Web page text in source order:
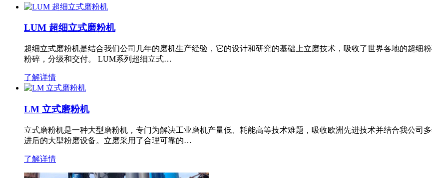
LUM 超细立式磨粉机
超细立式磨粉机是结合我们公司几年的磨机生产经验，它的设计和研究的基础上立磨技术，吸收了世界各地的超细
粉碎，分级和交付。 LUM系列超细立式…
了解详情
LM 立式磨粉机
立式磨粉机是一种大型磨粉机，专门为解决工业磨机产量低、耗能高等技术难题，吸收欧洲先进技术并结合我公司
进后的大型粉磨设备。立磨采用了合理可靠的…
了解详情